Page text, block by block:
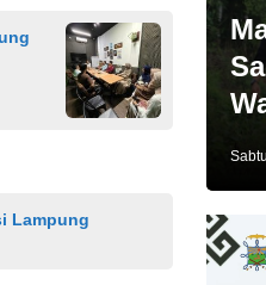
Lampung